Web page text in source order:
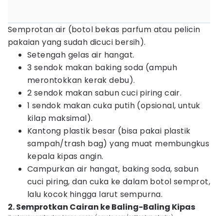
Semprotan air (botol bekas parfum atau pelicin
pakaian yang sudah dicuci bersih).
Setengah gelas air hangat.
3 sendok makan baking soda (ampuh
merontokkan kerak debu).
2 sendok makan sabun cuci piring cair.
1 sendok makan cuka putih (opsional, untuk
kilap maksimal).
Kantong plastik besar (bisa pakai plastik
sampah/trash bag) yang muat membungkus
kepala kipas angin.
Campurkan air hangat, baking soda, sabun
cuci piring, dan cuka ke dalam botol semprot,
lalu kocok hingga larut sempurna.
2. Semprotkan Cairan ke Baling-Baling Kipas